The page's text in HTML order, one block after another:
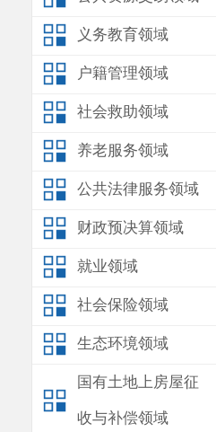
义务教育领域
户籍管理领域
社会救助领域
养老服务领域
公共法律服务领域
财政预决算领域
就业领域
社会保险领域
生态环境领域
国有土地上房屋征
收与补偿领域